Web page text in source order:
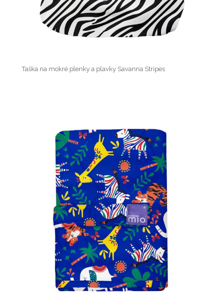
Taška na mokré plenky a plavky Savanna Stripes